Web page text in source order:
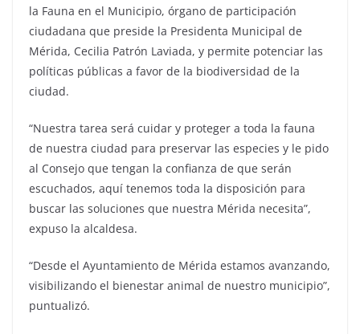
la Fauna en el Municipio, órgano de participación
ciudadana que preside la Presidenta Municipal de
Mérida, Cecilia Patrón Laviada, y permite potenciar las
políticas públicas a favor de la biodiversidad de la
ciudad.
“Nuestra tarea será cuidar y proteger a toda la fauna
de nuestra ciudad para preservar las especies y le pido
al Consejo que tengan la confianza de que serán
escuchados, aquí tenemos toda la disposición para
buscar las soluciones que nuestra Mérida necesita”,
expuso la alcaldesa.
“Desde el Ayuntamiento de Mérida estamos avanzando,
visibilizando el bienestar animal de nuestro municipio”,
puntualizó.